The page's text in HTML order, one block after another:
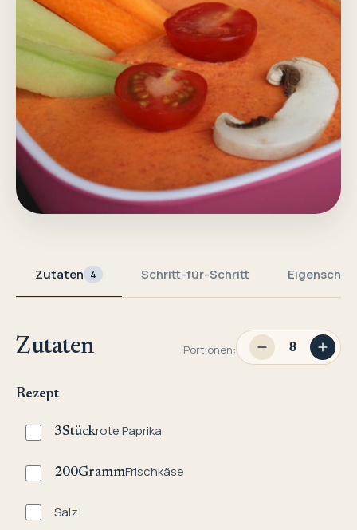
Zutaten 4 Schritt-für-Schritt
Zutaten Portionen:
Rezept
3Stückrote Paprika
200GrammFrischkäse
Salz